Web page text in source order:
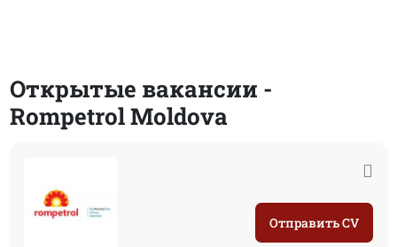
Открытые вакансии -
Rompetrol Moldova
Отправить CV